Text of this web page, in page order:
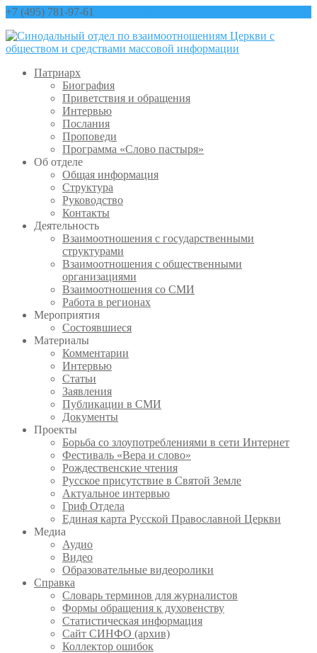
+7 (495) 781-97-61
Патриарх
Биография
Приветствия и обращения
Интервью
Послания
Проповеди
Программа «Слово пастыря»
Об отделе
Общая информация
Структура
Руководство
Контакты
Деятельность
Взаимоотношения с государственными
структурами
Взаимоотношения с общественными
организациями
Взаимоотношения со СМИ
Работа в регионах
Мероприятия
Состоявшиеся
Материалы
Комментарии
Интервью
Статьи
Заявления
Публикации в СМИ
Документы
Проекты
Борьба со злоупотреблениями в сети Интернет
Фестиваль «Вера и слово»
Рождественские чтения
Русское присутствие в Святой Земле
Актуальное интервью
Гриф Отдела
Единая карта Русской Православной Церкви
Медиа
Аудио
Видео
Образовательные видеоролики
Справка
Словарь терминов для журналистов
Формы обращения к духовенству
Статистическая информация
Сайт СИНФО (архив)
Коллектор ошибок